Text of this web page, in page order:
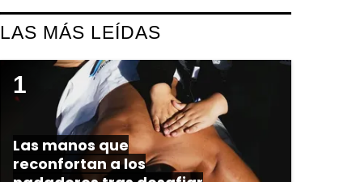
LAS MÁS LEÍDAS
Las manos que
reconfortan a los